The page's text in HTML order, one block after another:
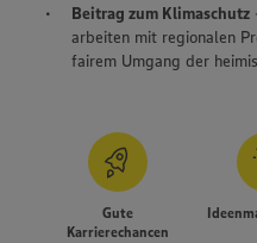
Beitrag zum Klimaschutz
arbeiten mit regionalen
fairem Umgang der
Gute
Karrierechancen